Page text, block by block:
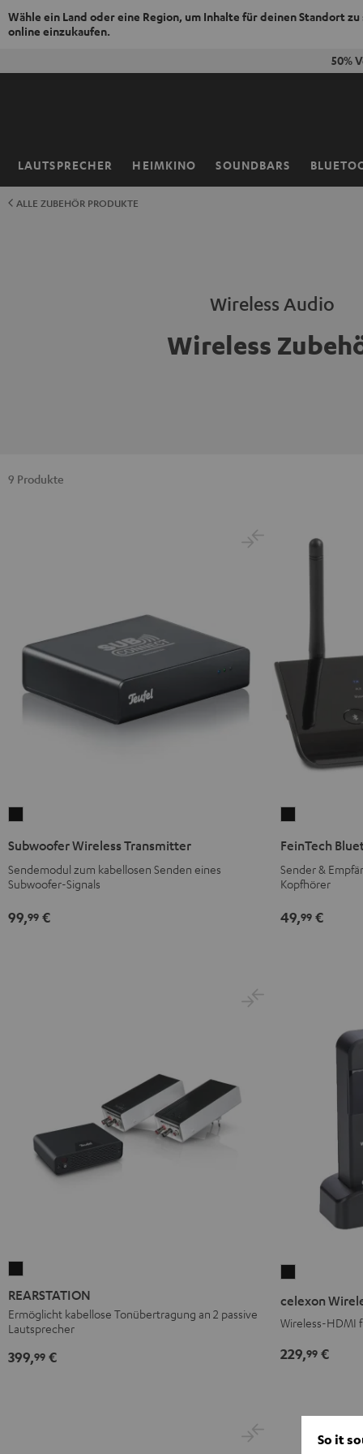
Wähle ein Land oder eine Region, um Inhalte für deinen Standort zu
online einzukaufen.
50%
LAUTSPRECHER HEIMKINO SOUNDBARS
Startseite
ALLE ZUBEHÖR PRODUKTE
Wireless Audio
Wireless
9 Produkte
Transmitter
Schwarz
Subwoofer Wireless Transmitter
Sendemodul zum kabellosen Senden eines
Subwoofer-Signals
99,99 €
Audio
System
Schwarz
FeinTech
Sender &
Kopfhörer
49,99 €
Schwarz
REARSTATION
Ermöglicht kabellose Tonübertragung an 2 passive
Lautsprecher
399,99 €
Wireless
Kit
Schwarz
celexon
Wireless-HDMI
229,99 €
So it